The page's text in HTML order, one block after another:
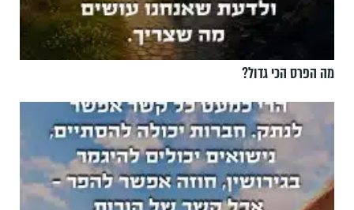
מה הפרס הכי גדול?